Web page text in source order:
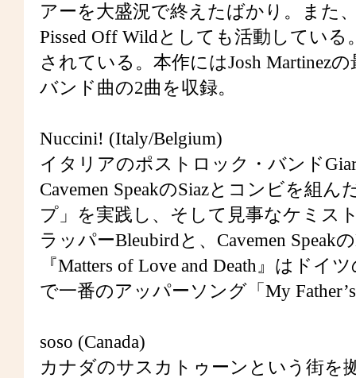
アーを大盛況で終えたばかり。また
Pissed Off Wildとしても活動してい
されている。本作にはJosh Martinez
バンド曲の2曲を収録。
Nuccini! (Italy/Belgium)
イタリアのポストロック・バンド
Cavemen SpeakのSiazとコンビを組
プ」を実践し、そして見事なケミス
ラッパーBleubirdと、Cavemen
『Matters of Love and Death』はド
で一番のアッパーソング「My
soso (Canada)
カナダのサスカトゥーンという街を